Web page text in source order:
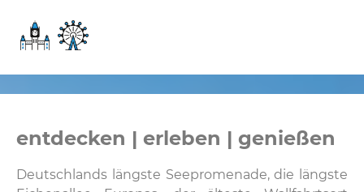
entdecken | erleben | genießen
Deutschlands längste Seepromenade, die längste